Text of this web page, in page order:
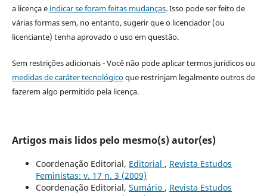
a licença e indicar se foram feitas mudanças. Isso pode ser feito de
várias formas sem, no entanto, sugerir que o licenciador (ou
licenciante) tenha aprovado o uso em questão.
Sem restrições adicionais - Você não pode aplicar termos jurídicos ou
medidas de caráter tecnológicoque restrinjam legalmente outros de
fazerem algo permitido pela licença.
Artigos mais lidos pelo mesmo(s) autor(es)
Coordenação Editorial, Editorial , Revista Estudos
Feministas: v. 17 n. 3 (2009)
Coordenação Editorial, Sumário , Revista Estudos